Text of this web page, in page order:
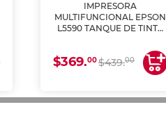
IMPRESORA
MULTIFUNCIONAL EPSON
L5590 TANQUE DE TINTA
$369.00$439.00